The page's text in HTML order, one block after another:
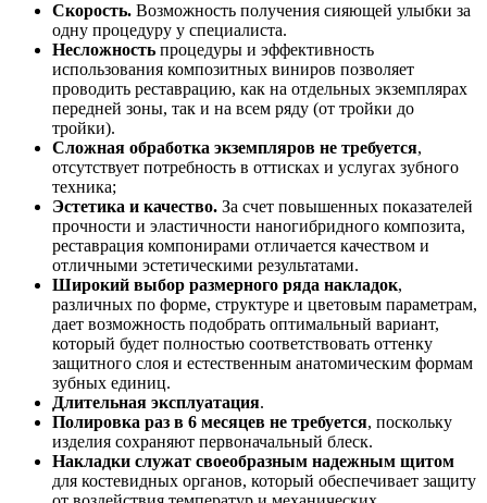
Скорость. Возможность получения сияющей улыбки за
одну процедуру у специалиста.
Несложность процедуры и эффективность
использования композитных виниров позволяет
проводить реставрацию, как на отдельных экземплярах
передней зоны, так и на всем ряду (от тройки до
тройки).
Сложная обработка экземпляров не требуется,
отсутствует потребность в оттисках и услугах зубного
техника;
Эстетика и качество. За счет повышенных показателей
прочности и эластичности наногибридного композита,
реставрация компонирами отличается качеством и
отличными эстетическими результатами.
Широкий выбор размерного ряда накладок,
различных по форме, структуре и цветовым параметрам,
дает возможность подобрать оптимальный вариант,
который будет полностью соответствовать оттенку
защитного слоя и естественным анатомическим формам
зубных единиц.
Длительная эксплуатация.
Полировка раз в 6 месяцев не требуется, поскольку
изделия сохраняют первоначальный блеск.
Накладки служат своеобразным надежным щитом
для костевидных органов, который обеспечивает защиту